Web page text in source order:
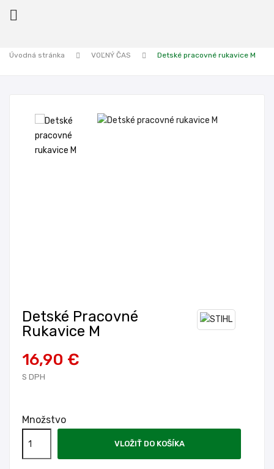

Úvodná stránka VOĽNÝ ČAS Detské pracovné rukavice M
Detské Pracovné
Rukavice M
16,90 €
S DPH
Množstvo
VLOŽIŤ DO KOŠÍKA